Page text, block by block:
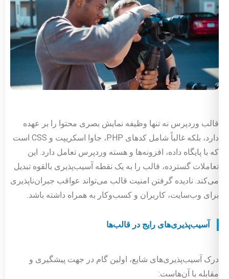
قالب وردپرس نه تنها وظیفه نمایش بصری محتوا را بر عهده
دارد، بلکه غالباً شامل کدهای PHP، جاوا اسکریپت و CSS است
که با پایگاه داده، افزونه‌ها و هسته وردپرس تعامل دارد. این
تعاملات گسترده، قالب را به یک نقطه آسیب‌پذیری بالقوه تبدیل
می‌کند. نادیده گرفتن امنیت قالب می‌تواند عواقب جبران‌ناپذیری
برای وب‌سایت، کاربران و کسب‌وکار به همراه داشته باشد.
آسیب‌پذیری‌های رایج در قالب‌ها
درک آسیب‌پذیری‌های شایع، اولین گام در جهت پیشگیری و
مقابله با آن‌هاست: